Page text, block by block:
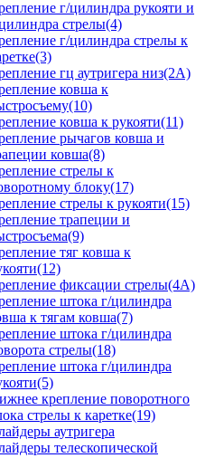
г/цилиндра рукояти и
стрелы(4)
г/цилиндра стрелы к
гц аутригера низ(2А)
ковша к
ковша к рукояти(11)
рычагов ковша и
ковша(8)
стрелы к
блоку(17)
стрелы к рукояти(15)
трапеции и
тяг ковша к
фиксации стрелы(4A)
штока г/цилиндра
к тягам ковша(7)
штока г/цилиндра
стрелы(18)
штока г/цилиндра
крепление поворотного
стрелы к каретке(19)
аутригера
телескопической